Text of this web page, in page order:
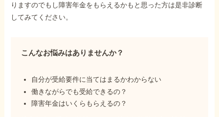
りますのでもし障害年金をもらえるかもと思った方は是非診断
してみてください。
こんなお悩みはありませんか？
自分が受給要件に当てはまるかわからない
働きながらでも受給できるの？
障害年金はいくらもらえるの？